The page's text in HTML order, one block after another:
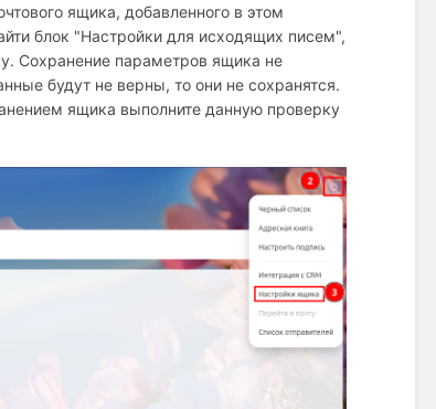
ящика, добавленного в этом
блок "Настройки для исходящих писем",
Сохранение параметров ящика не
будут не верны, то они не сохранятся.
ящика выполните данную проверку